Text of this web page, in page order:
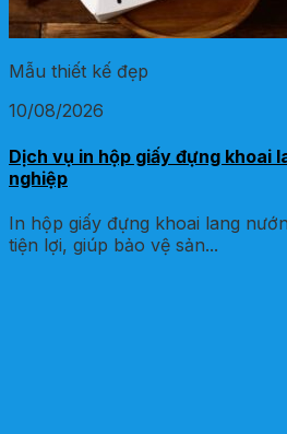
Mẫu thiết kế đẹp
10/08/2026
Dịch vụ in hộp giấy đựng khoai
nghiệp
In hộp giấy đựng khoai lang
tiện lợi, giúp bảo vệ sản...